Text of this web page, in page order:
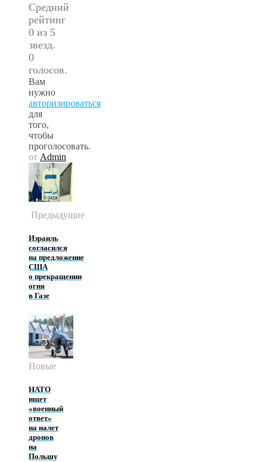
Средний
рейтинг
0 из 5
звезд.
0
голосов.
Вам
нужно
авторизироваться
для
того,
чтобы
проголосовать.
от Admin
Предыдущие
Израиль
согласился
на предложение
США
о прекращении
огня
в Газе
Новые
НАТО
ищет
«военный
ответ»
на налет
дронов
на
Польшу